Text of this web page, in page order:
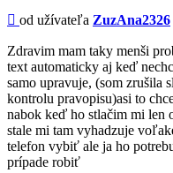
Príspevok
od užívateľa ZuzAna2326
Zdravim mam taky menši
text automaticky aj keď
samo upravuje, (som zrušila
kontrolu pravopisu)asi to
nabok keď ho stlačim mi len
stale mi tam vyhadzuje
telefon vybiť ale ja ho
prípade robiť